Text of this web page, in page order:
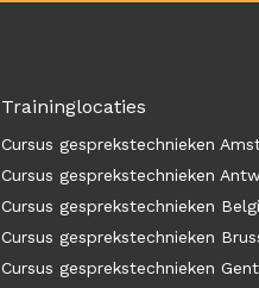
Traininglocaties
Cursus gesprekstechnieken
Cursus gesprekstechnieken
Cursus gesprekstechnieken
Cursus gesprekstechnieken
Cursus gesprekstechnieken Gent